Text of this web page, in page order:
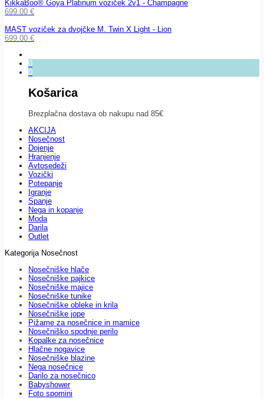
KikkaBoo® Goya Platinum voziček 2v1 - Champagne
699.00 €
MAST voziček za dvojčke M. Twin X Light - Lion
699.00 €
0
0
Košarica
Brezplačna dostava ob nakupu nad 85€
AKCIJA
Nosečnost
Dojenje
Hranjenje
Avtosedeži
Vozički
Potepanje
Igranje
Spanje
Nega in kopanje
Moda
Darila
Outlet
Kategorija Nosečnost
Nosečniške hlače
Nosečniške pajkice
Nosečniške majice
Nosečniške tunike
Nosečniške obleke in krila
Nosečniške jope
Pižame za nosečnice in mamice
Nosečniško spodnje perilo
Kopalke za nosečnice
Hlačne nogavice
Nosečniške blazine
Nega nosečnice
Darilo za nosečnico
Babyshower
Foto spomini